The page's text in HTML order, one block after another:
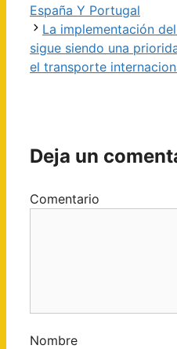
España Y Portugal
La implementación del
sigue siendo una
el transporte
Deja un
Comentario
Nombre